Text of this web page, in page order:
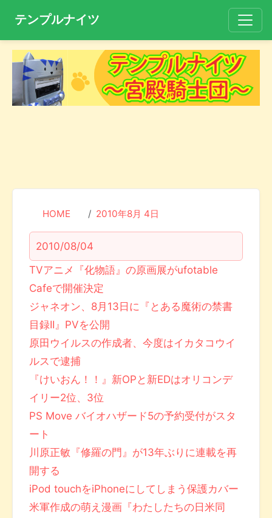
テンプルナイツ
HOME 2010年8月 4日
2010/08/04
TVアニメ『化物語』の原画展がufotable
Cafeで開催決定
ジャネオン、8月13日に『とある魔術の禁書
目録II』PVを公開
原田ウイルスの作成者、今度はイカタコウイ
ルスで逮捕
『けいおん！！』新OPと新EDはオリコンデ
イリー2位、3位
PS Move バイオハザード5の予約受付がスタ
ート
川原正敏『修羅の門』が13年ぶりに連載を再
開する
iPod touchをiPhoneにしてしまう保護カバー
米軍作成の萌え漫画『わたしたちの日米同